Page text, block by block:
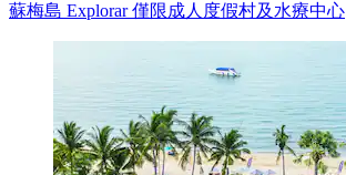
蘇梅島 Explorar 僅限成人度假村及水療中心